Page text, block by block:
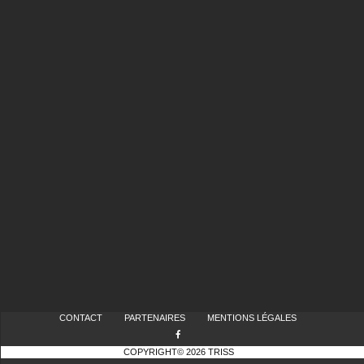
CONTACT PARTENAIRES MENTIONS LÉGALES
COPYRIGHT© 2026 TRISS